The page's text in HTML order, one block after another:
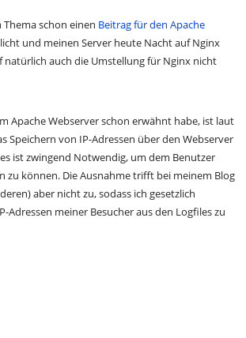
schon einen Beitrag für den Apache
und meinen Server heute Nacht auf Nginx
natürlich auch die Umstellung für Nginx nicht
Apache Webserver schon erwähnt habe, ist laut
Speichern von IP-Adressen über den Webserver
ist zwingend Notwendig, um dem Benutzer
zu können. Die Ausnahme trifft bei meinem Blog
aber nicht zu, sodass ich gesetzlich
Adressen meiner Besucher aus den Logfiles zu